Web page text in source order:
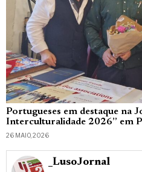
Portugueses em destaque na
Interculturalidade 2026” em
26 MAIO, 2026
_LusoJornal